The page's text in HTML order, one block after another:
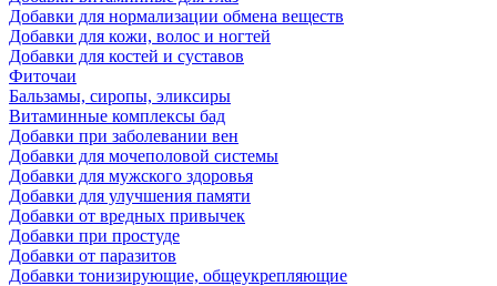
Добавки для нормализации обмена веществ
Добавки для кожи, волос и ногтей
Добавки для костей и суставов
Фиточаи
Бальзамы, сиропы, эликсиры
Витаминные комплексы бад
Добавки при заболевании вен
Добавки для мочеполовой системы
Добавки для мужского здоровья
Добавки для улучшения памяти
Добавки от вредных привычек
Добавки при простуде
Добавки от паразитов
Добавки тонизирующие, общеукрепляющие